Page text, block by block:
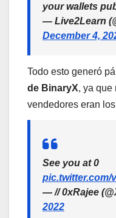
your wallets
— Live2Learn
December 4,
Todo esto generó
de BinaryX, ya que
vendedores eran
See you at 0
pic.twitter.com/
— // 0xRajee
2022